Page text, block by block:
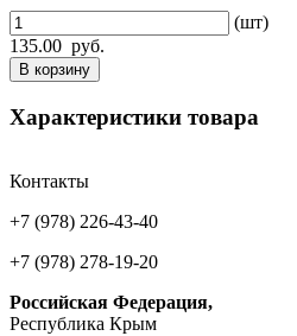
(шт)
135.00 руб.
В корзину
Характеристики товара
Контакты
+7 (978) 226-43-40
+7 (978) 278-19-20
Российская Федерация,
Республика Крым